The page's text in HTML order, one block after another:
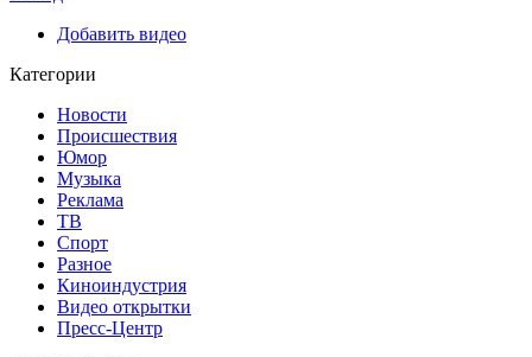
Добавить видео
Категории
Новости
Происшествия
Юмор
Музыка
Реклама
ТВ
Спорт
Разное
Киноиндустрия
Видео открытки
Пресс-Центр